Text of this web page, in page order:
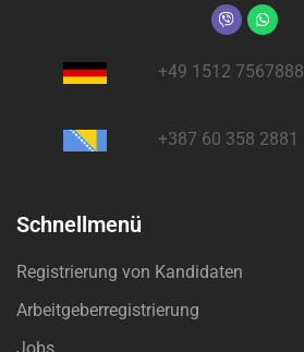
+49 1512 7567888
+387 60 358 2881
Schnellmenü
Registrierung von Kandidaten
Arbeitgeberregistrierung